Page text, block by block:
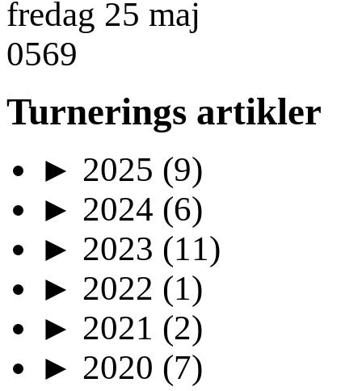
Turnerings artikler
► 2025 (9)
► 2024 (6)
► 2023 (11)
► 2022 (1)
► 2021 (2)
► 2020 (7)